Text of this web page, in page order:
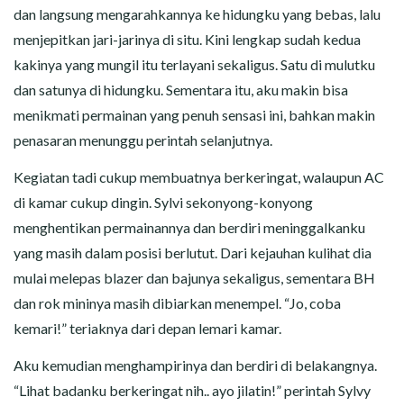
dan langsung mengarahkannya ke hidungku yang bebas, lalu
menjepitkan jari-jarinya di situ. Kini lengkap sudah kedua
kakinya yang mungil itu terlayani sekaligus. Satu di mulutku
dan satunya di hidungku. Sementara itu, aku makin bisa
menikmati permainan yang penuh sensasi ini, bahkan makin
penasaran menunggu perintah selanjutnya.
Kegiatan tadi cukup membuatnya berkeringat, walaupun AC
di kamar cukup dingin. Sylvi sekonyong-konyong
menghentikan permainannya dan berdiri meninggalkanku
yang masih dalam posisi berlutut. Dari kejauhan kulihat dia
mulai melepas blazer dan bajunya sekaligus, sementara BH
dan rok mininya masih dibiarkan menempel. “Jo, coba
kemari!” teriaknya dari depan lemari kamar.
Aku kemudian menghampirinya dan berdiri di belakangnya.
“Lihat badanku berkeringat nih.. ayo jilatin!” perintah Sylvy